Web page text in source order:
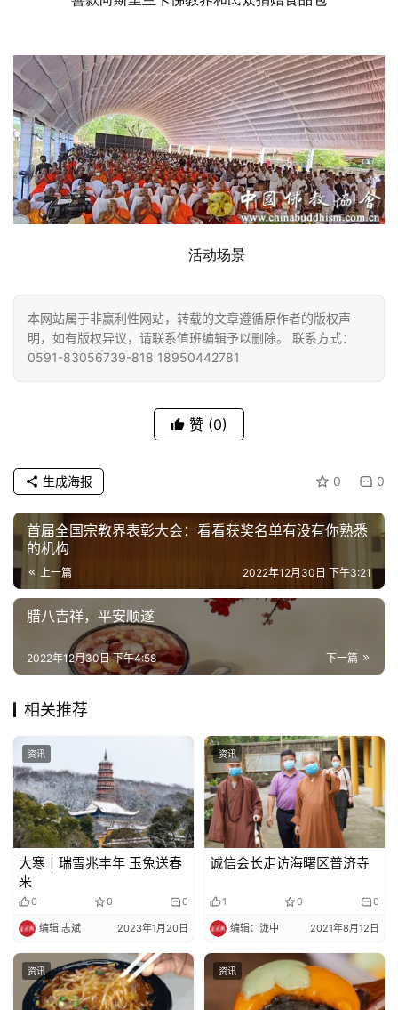
佛
教
人
物
寺
院
巡
视
频
纪
录
艺
术
政
策
法
规
免
责
声
明
登录 注册
活动场景
本网站属于非赢利性网站，转载的文章遵循原作者的版权声
明，如有版权异议，请联系值班编辑予以删除。 联系方式：
0591-83056739-818 18950442781
赞 (0)
0 0
生成海报
首届全国宗教界表彰大会：看看获奖名单有没有你熟悉
的机构
上一篇 2022年12月30日 下午3:21
腊八吉祥，平安顺遂
下一篇
2022年12月30日 下午4:58
相关推荐
资讯
大寒丨瑞雪兆丰年 玉兔送春
来
0 0 0
编辑 志斌 2023年1月20日
资讯
诚信会长走访海曙区普济寺
1 0 0
编辑：泷中 2021年8月12日
资讯 资讯